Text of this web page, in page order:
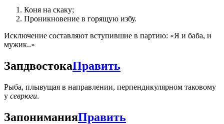
Коня на скаку;
Проникновение в горящую избу.
Исключение составляют вступившие в партию: «Я и баба, и
мужик..»
ЗапдвостокаПравить
Рыба, плывущая в направлении, перпендикулярном таковому
у севрюги.
ЗапониманияПравить